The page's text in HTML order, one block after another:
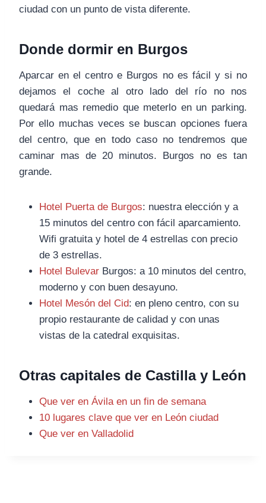
ciudad con un punto de vista diferente.
Donde dormir en Burgos
Aparcar en el centro e Burgos no es fácil y si no
dejamos el coche al otro lado del río no nos
quedará mas remedio que meterlo en un parking.
Por ello muchas veces se buscan opciones fuera
del centro, que en todo caso no tendremos que
caminar mas de 20 minutos. Burgos no es tan
grande.
Hotel Puerta de Burgos: nuestra elección y a
15 minutos del centro con fácil aparcamiento.
Wifi gratuita y hotel de 4 estrellas con precio
de 3 estrellas.
Hotel Bulevar Burgos: a 10 minutos del centro,
moderno y con buen desayuno.
Hotel Mesón del Cid: en pleno centro, con su
propio restaurante de calidad y con unas
vistas de la catedral exquisitas.
Otras capitales de Castilla y León
Que ver en Ávila en un fin de semana
10 lugares clave que ver en León ciudad
Que ver en Valladolid